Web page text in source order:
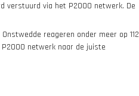
verstuurd via het P2000 netwerk. De
reageren onder meer op 112
P2000 netwerk naar de juiste